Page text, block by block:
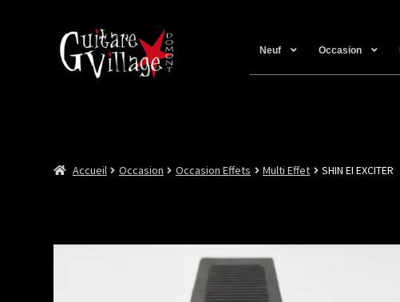
Neuf Occasion
Accueil Occasion Occasion Effets Multi Effet SHIN EI EXCITER